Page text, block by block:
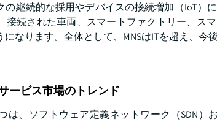
継続的な採用やデバイスの接続増加（IoT）
接続された車両、スマートファクトリー、ス
なります。全体として、MNSはITを超え、今
ービス市場のトレンド
は、ソフトウェア定義ネットワーク（SDN）